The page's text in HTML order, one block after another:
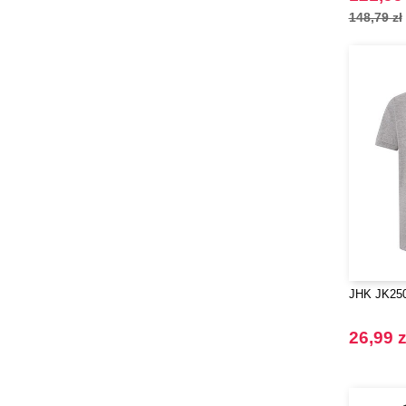
148,79 zł
JHK
26,99